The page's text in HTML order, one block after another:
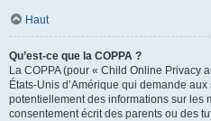
Haut
Qu’est-ce que la COPPA ?
La COPPA (pour « Child Online Privacy
États-Unis d’Amérique qui demande
potentiellement des informations sur les
consentement écrit des parents ou des